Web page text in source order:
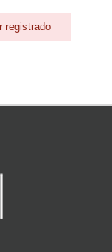
registrado